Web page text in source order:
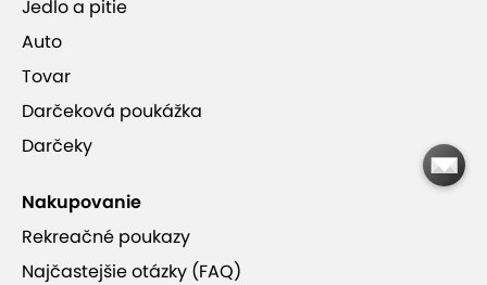
Jedlo a pitie
Auto
Tovar
Darčeková poukážka
Darčeky
Nakupovanie
Rekreačné poukazy
Najčastejšie otázky (FAQ)